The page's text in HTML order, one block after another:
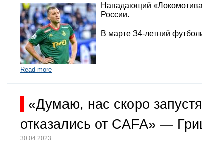
Нападающий
России.
В марте 34-летний
Read more
«Думаю, нас скоро
отказались от CAFA» —
30.04.2023